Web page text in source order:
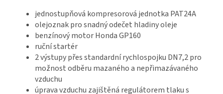
jednostupňová kompresorová jednotka PAT24A
olejoznak pro snadný odečet hladiny oleje
benzínový motor Honda GP160
ruční startér
2 výstupy přes standardní rychlospojku DN7,2 pro
možnost odběru mazaného a nepřimazávaného
vzduchu
úprava vzduchu zajištěná regulátorem tlaku s